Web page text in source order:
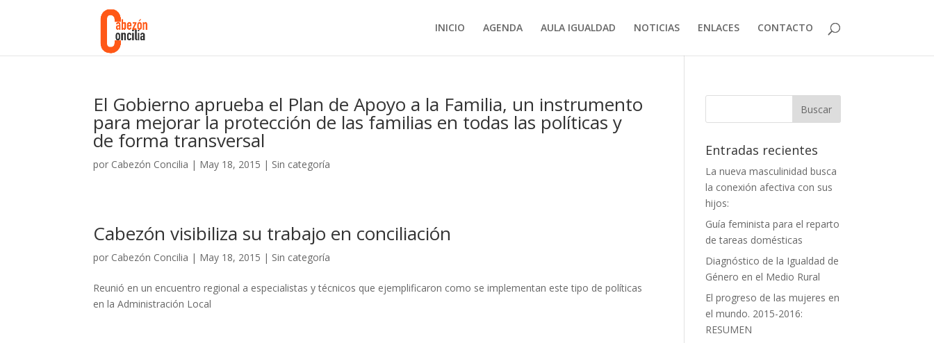
INICIO AGENDA AULA IGUALDAD NOTICIAS ENLACES CONTACTO
El Gobierno aprueba el Plan de Apoyo a la Familia, un instrumento
para mejorar la protección de las familias en todas las políticas y
de forma transversal
por Cabezón Concilia | May 18, 2015 | Sin categoría
Cabezón visibiliza su trabajo en conciliación
por Cabezón Concilia | May 18, 2015 | Sin categoría
Reunió en un encuentro regional a especialistas y técnicos que ejemplificaron como se implementan este tipo de políticas
en la Administración Local
Entradas recientes
La nueva masculinidad busca
la conexión afectiva con sus
hijos:
Guía feminista para el reparto
de tareas domésticas
Diagnóstico de la Igualdad de
Género en el Medio Rural
El progreso de las mujeres en
el mundo. 2015-2016:
RESUMEN